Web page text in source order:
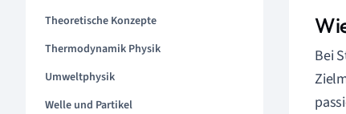
Theoretische Konzepte
Thermodynamik Physik
Umweltphysik
Welle und Partikel
Bei